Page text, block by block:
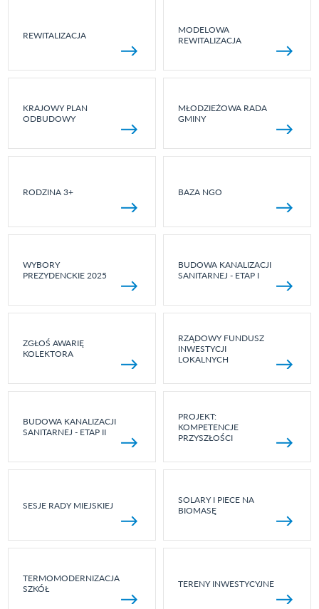
REWITALIZACJA
MODELOWA
REWITALIZACJA
KRAJOWY PLAN
ODBUDOWY
MŁODZIEŻOWA RADA
GMINY
RODZINA 3+ BAZA NGO
WYBORY
PREZYDENCKIE 2025
BUDOWA KANALIZACJI
SANITARNEJ - ETAP I
ZGŁOŚ AWARIĘ
KOLEKTORA
RZĄDOWY FUNDUSZ
INWESTYCJI
LOKALNYCH
BUDOWA KANALIZACJI
SANITARNEJ - ETAP II
PROJEKT:
KOMPETENCJE
PRZYSZŁOŚCI
SESJE RADY MIEJSKIEJ
SOLARY I PIECE NA
BIOMASĘ
TERMOMODERNIZACJA
SZKÓŁ
TERENY INWESTYCYJNE